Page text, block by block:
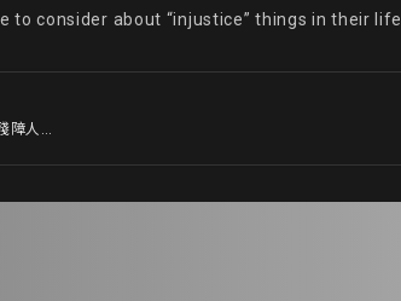
to consider about “injustice” things in their life.
應用輔具提升下肢殘障人士活動能力 - WeXare